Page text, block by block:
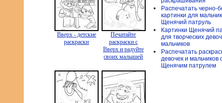
Вверх - детские
раскраски
Печатайте
раскраски с
Вверх и радуйте
своих малышей
Распечатать черно-
картинки для
Щенячий патруль
Картинки Щенячий
для творческих
мальчиков
Распечатать
девочек и мальчиков
Щенячим патрулем